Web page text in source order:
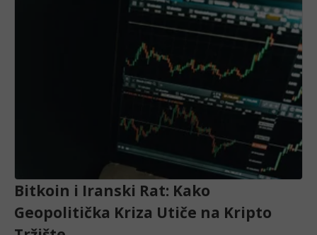
Bitkoin i Iranski Rat: Kako
Geopolitička Kriza Utiče na Kripto